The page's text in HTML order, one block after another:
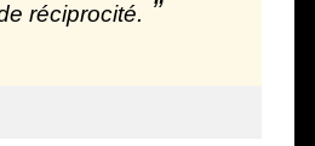
réciprocité.